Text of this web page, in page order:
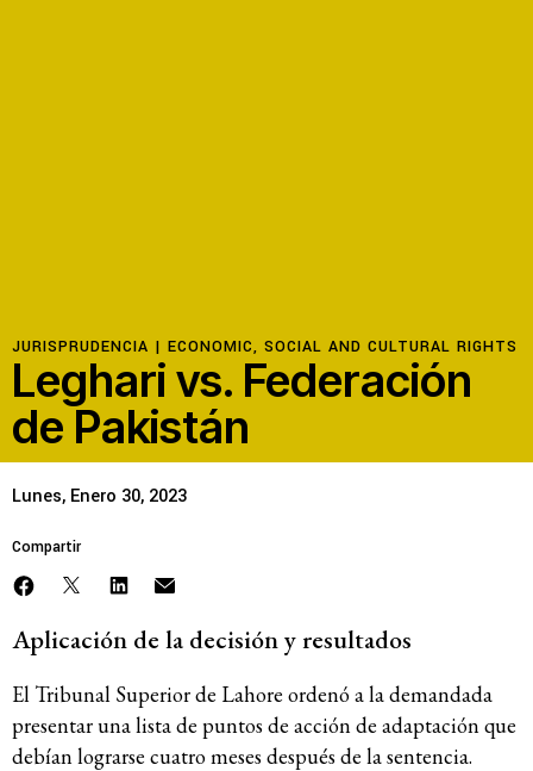
Serie de cómics sobre captura corporativa
Contacto
Política de privacidad
JURISPRUDENCIA | ECONOMIC, SOCIAL AND CULTURAL RIGHTS
Leghari vs. Federación
de Pakistán
Lunes, Enero 30, 2023
Compartir
Aplicación de la decisión y resultados
El Tribunal Superior de Lahore ordenó a la demandada
presentar una lista de puntos de acción de adaptación que
debían lograrse cuatro meses después de la sentencia.